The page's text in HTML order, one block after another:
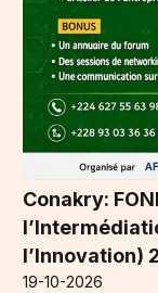
Conakry:
l’Innovation)
19-10-2026